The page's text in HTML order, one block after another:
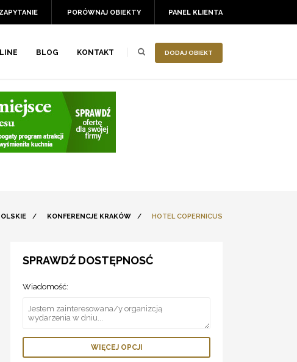
PANEL KLIENTA
PORÓWNAJ OBIEKTY
DODAJ OBIEKT
BLOG KONTAKT
/ KONFERENCJE KRAKÓW / HOTEL COPERNICUS
SPRAWDŹ DOSTĘPNOSĆ
Wiadomość:
WIĘCEJ OPCJI